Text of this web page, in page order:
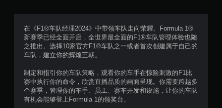
5
颗
，
在《F1®车队经理2024》中带领车队走向荣耀。Formula 1®
新赛季已经全面开启，全世界最全面的F1®车队管理体验也随
之推出。选择10家官方F1®车队之一或者首次创建属于自己的
车队，建立你的辉煌王朝。
制定和指引你的车队策略，观看你的车手在惊险刺激的F1比
赛中执行你的命令，欣赏直播品质的画面呈现。你需要跨越多
个赛季，管理你的车手、员工、赛车开发和设施，让你的车队
有机会能够登上Formula 1的领奖台。